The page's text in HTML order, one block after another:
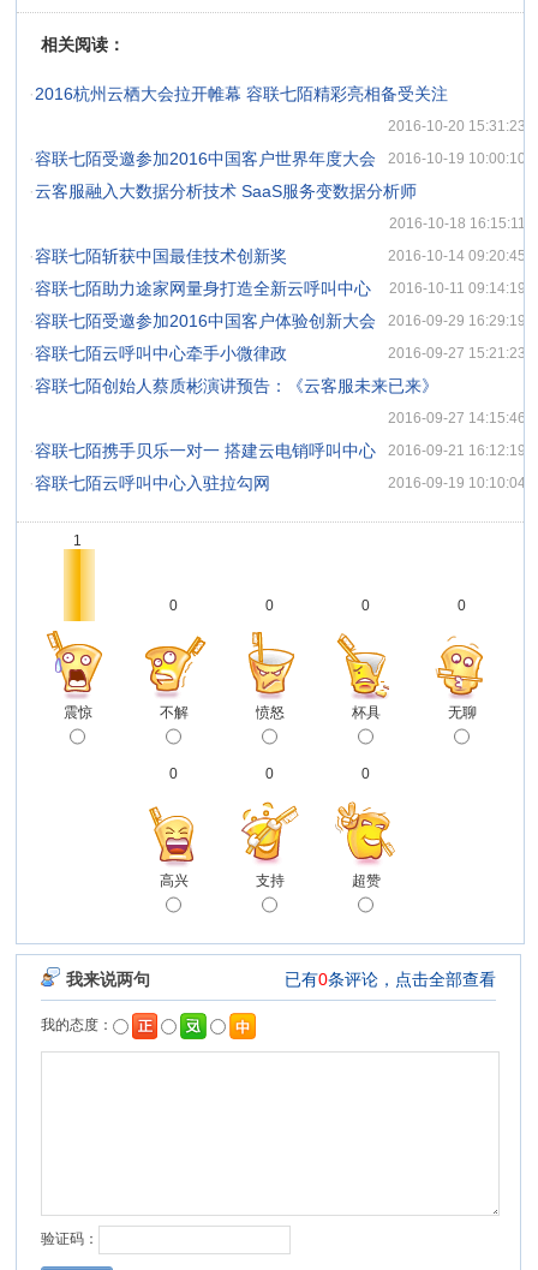
相关阅读：
·2016杭州云栖大会拉开帷幕 容联七陌精彩亮相备受关注
2016-10-20 15:31:23
·容联七陌受邀参加2016中国客户世界年度大会 2016-10-19 10:00:10
·云客服融入大数据分析技术 SaaS服务变数据分析师
2016-10-18 16:15:11
·容联七陌斩获中国最佳技术创新奖 2016-10-14 09:20:45
·容联七陌助力途家网量身打造全新云呼叫中心 2016-10-11 09:14:19
·容联七陌受邀参加2016中国客户体验创新大会 2016-09-29 16:29:19
·容联七陌云呼叫中心牵手小微律政 2016-09-27 15:21:23
·容联七陌创始人蔡质彬演讲预告：《云客服未来已来》
2016-09-27 14:15:46
·容联七陌携手贝乐一对一 搭建云电销呼叫中心 2016-09-21 16:12:19
·容联七陌云呼叫中心入驻拉勾网 2016-09-19 10:10:04
1
震惊
0
不解
0
愤怒
0
杯具
0
无聊
0
高兴
0
支持
0
超赞